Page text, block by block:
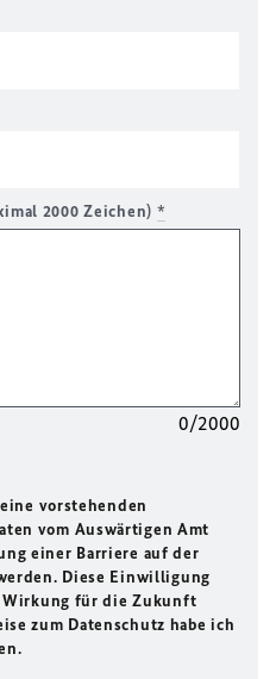
2000 Zeichen) *
0/2000
vorstehenden
vom Auswärtigen Amt
einer Barriere auf der
Diese Einwilligung
für die Zukunft
zum Datenschutz habe ich